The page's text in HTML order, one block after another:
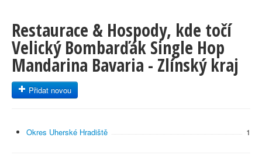
Restaurace & Hospody, kde točí
Velický Bombarďák Single Hop
Mandarina Bavaria - Zlínský kraj
Přidat novou
Okres Uherské Hradiště 1